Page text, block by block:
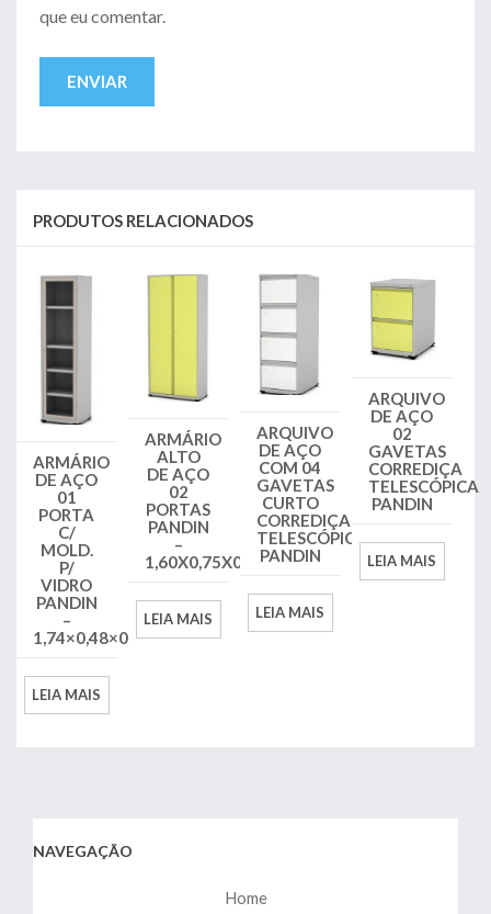
que eu comentar.
PRODUTOS RELACIONADOS
ARMÁRIO
DE AÇO
01
PORTA
C/
MOLD.
P/
VIDRO
PANDIN
–
1,74×0,48×0,40
LEIA MAIS
ARMÁRIO
ALTO
DE AÇO
02
PORTAS
PANDIN
–
1,60X0,75X0,40
LEIA MAIS
ARQUIVO
DE AÇO
COM 04
GAVETAS
CURTO
CORREDIÇA
TELESCÓPICA
PANDIN
LEIA MAIS
ARQUIVO
DE AÇO
02
GAVETAS
CORREDIÇA
TELESCÓPICA
PANDIN
LEIA MAIS
NAVEGAÇÃO
Home